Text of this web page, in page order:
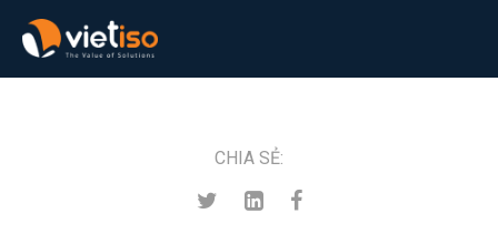
CHIA SẺ: